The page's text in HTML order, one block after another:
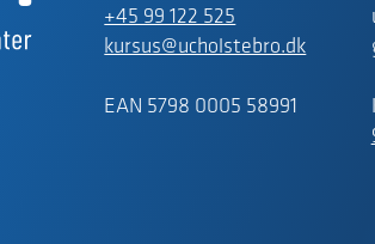
+45 99 122 525
kursus@ucholstebro.dk
EAN 5798 0005 58991